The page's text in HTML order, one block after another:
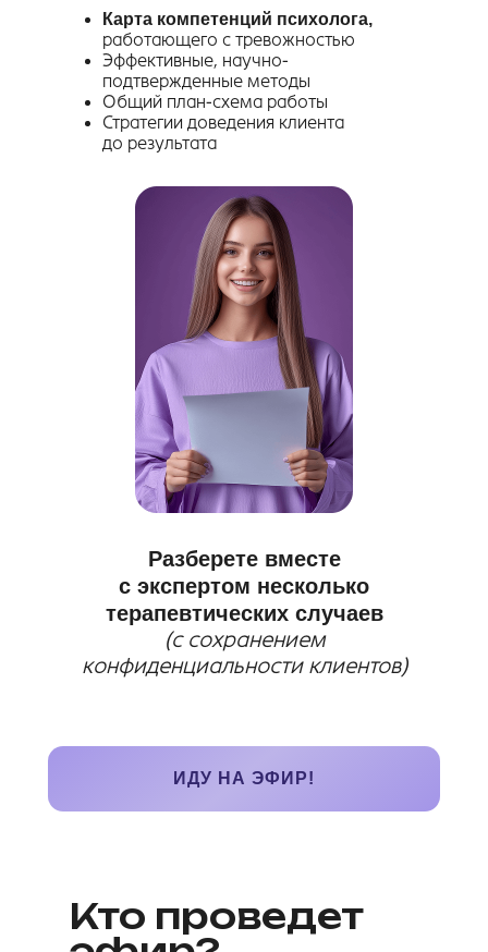
Карта компетенций психолога,
работающего с тревожностью
Эффективные, научно-
подтвержденные методы
Общий план-схема работы
Стратегии доведения клиента
до результата
Разберете вместе
с экспертом несколько
терапевтических случаев
(с сохранением
конфиденциальности клиентов)
ИДУ НА ЭФИР!
Кто проведет
Лицензия
практической психологии»